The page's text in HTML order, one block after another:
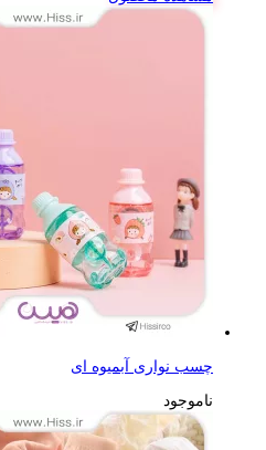
چسب نواری آبمیوه ای
ناموجود